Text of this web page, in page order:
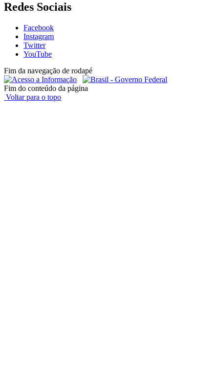
Redes Sociais
Facebook
Instagram
Twitter
YouTube
Fim da navegação de rodapé
Fim do conteúdo da página
Voltar para o topo